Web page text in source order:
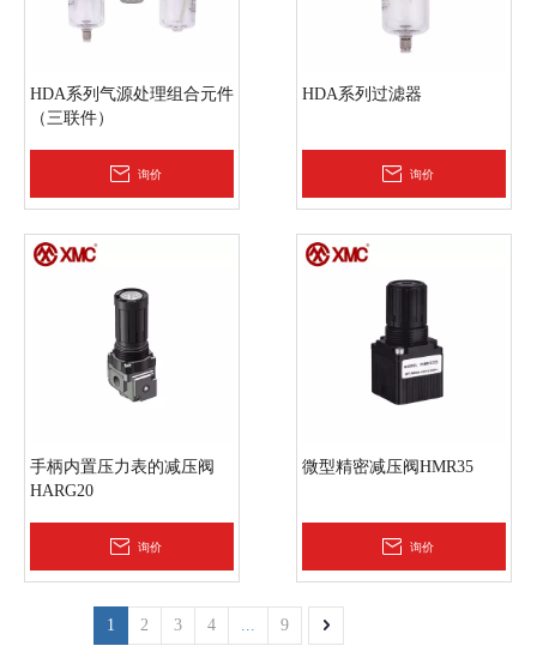
HDA系列气源处理组合元件
（三联件）
询价
HDA系列过滤器
询价
手柄内置压力表的减压阀
HARG20
询价
微型精密减压阀HMR35
询价
1 2 3 4 ... 9